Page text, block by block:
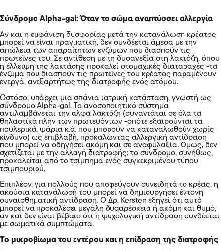
Σύνδρομο Alpha-gal: Όταν το σώμα αναπτύσσει αλλεργία
Αν και η εμφάνιση δυσφορίας μετά την κατανάλωση κρέατος
μπορεί να είναι πραγματική, δεν συνδέεται άμεσα με την
απώλεια των απαραίτητων ενζύμων που διασπούν τις
πρωτεΐνες του. Σε αντίθεση με τη δυσανεξία στη λακτόζη, όπου
η έλλειψη της λακτάσης προκαλεί στομαχικές διαταραχές -τα
ένζυμα που διασπούν τις πρωτεΐνες του κρέατος παραμένουν
ενεργά, ανεξαρτήτως της διατροφής ενός ατόμου.
Ωστόσο, υπάρχει μια σπάνια ιατρική κατάσταση, γνωστή ως
σύνδρομο Alpha-gal. Το ανοσοποιητικό σύστημα
αντιλαμβάνεται την άλφα λακτόζη (συναντάται σε όλα τα
θηλαστικά πλην των πρωτευόντων -οπότε εξαιρούνται τα
πουλερικά, ψάρια κ.ά. που μπορούν να καταναλωθούν χωρίς
κίνδυνο) ως επιβλαβή, προκαλώντας αλλεργική αντίδραση
που μπορεί να οδηγήσει ακόμη και σε αναφυλαξία. Όμως, δεν
σχετίζεται με την αλλαγή διατροφής: το σύνδρομο, συνήθως,
προκαλείται από το τσίμπημα ενός συγκεκριμένου τύπου
τσιμπουριού.
Επιπλέον, για πολλούς που αποφεύγουν συνειδητά το κρέας, η
ακούσια κατανάλωσή του μπορεί να δημιουργήσει έντονη
συναισθηματική αντίδραση. Ο Δρ. Kersten εξηγεί ότι αυτό
μπορεί να προκαλέσει μεγάλη δυσαρέσκεια ή ακόμη και θυμό,
αν και δεν είναι βέβαιο ότι η ψυχολογική αντίδραση συνδέεται
με σωματικά συμπτώματα.
Το μικροβίωμα του εντέρου και η επίδραση της διατροφής